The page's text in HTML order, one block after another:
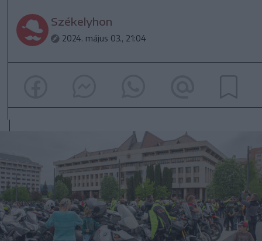
Székelyhon
2024. május 03., 21:04